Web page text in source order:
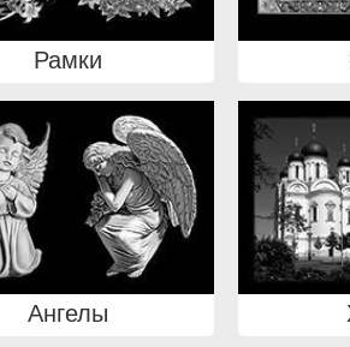
Рамки
Ангелы